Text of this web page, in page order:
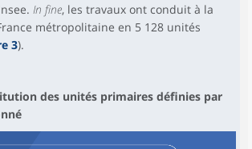
In fine, les travaux ont conduit à la
métropolitaine en 5 128 unités
3).
des unités primaires définies par